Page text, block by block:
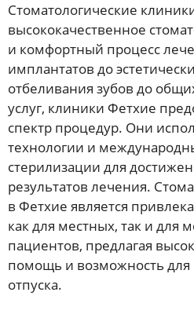
Стоматологические
высококачественное
и комфортный процесс
имплантатов до
отбеливания зубов до
услуг, клиники Фетхие
спектр процедур. Они
технологии и
стерилизации для
результатов лечения.
в Фетхие является
как для местных, так и для
пациентов, предлагая
помощь и возможность для
отпуска.